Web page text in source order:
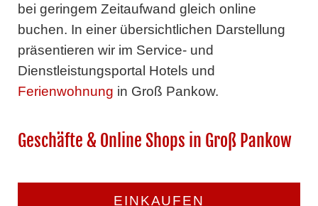
bei geringem Zeitaufwand gleich online
buchen. In einer übersichtlichen Darstellung
präsentieren wir im Service- und
Dienstleistungsportal Hotels und
Ferienwohnung in Groß Pankow.
Geschäfte & Online Shops in Groß Pankow
EINKAUFEN